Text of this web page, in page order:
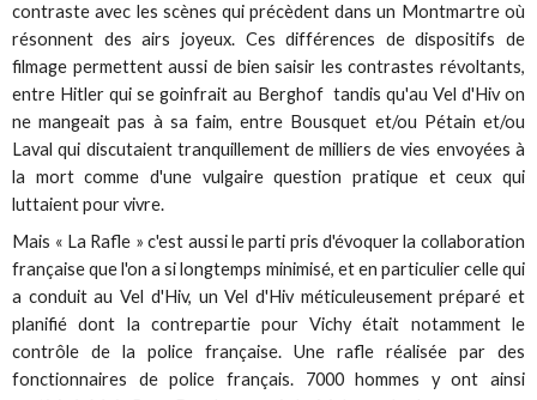
contraste avec les scènes qui précèdent dans un Montmartre où
résonnent des airs joyeux. Ces différences de dispositifs de
filmage permettent aussi de bien saisir les contrastes révoltants,
entre Hitler qui se goinfrait au Berghof tandis qu'au Vel d'Hiv on
ne mangeait pas à sa faim, entre Bousquet et/ou Pétain et/ou
Laval qui discutaient tranquillement de milliers de vies envoyées à
la mort comme d'une vulgaire question pratique et ceux qui
luttaient pour vivre.
Mais « La Rafle » c'est aussi le parti pris d'évoquer la collaboration
française que l'on a si longtemps minimisé, et en particulier celle qui
a conduit au Vel d'Hiv, un Vel d'Hiv méticuleusement préparé et
planifié dont la contrepartie pour Vichy était notamment le
contrôle de la police française. Une rafle réalisée par des
fonctionnaires de police français. 7000 hommes y ont ainsi